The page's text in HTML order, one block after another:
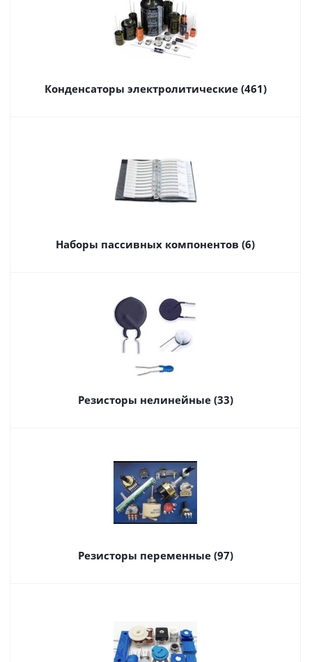
Конденсаторы электролитические (461)
Наборы пассивных компонентов (6)
Резисторы нелинейные (33)
Резисторы переменные (97)